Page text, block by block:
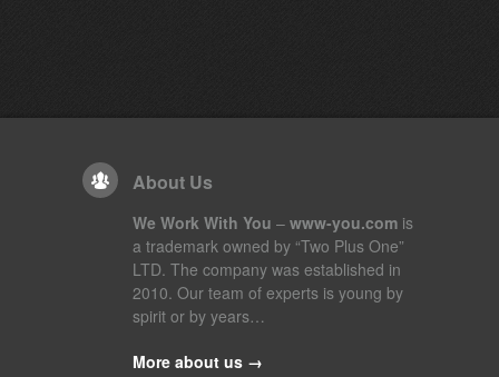
About Us
We Work With You – www-you.com is
a trademark owned by “Two Plus One”
LTD. The company was established in
2010. Our team of experts is young by
spirit or by years…
More about us →